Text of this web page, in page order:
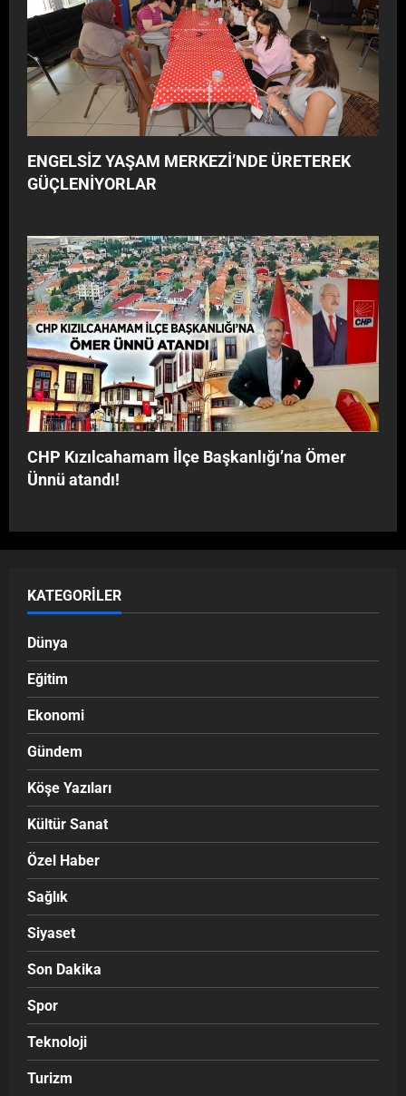
n
ı
ı
y
r
G
Â
R
!
ENGELSİZ YAŞAM MERKEZİ’NDE ÜRETEREK
GÜÇLENİYORLAR
CHP Kızılcahamam İlçe Başkanlığı’na Ömer
Ünnü atandı!
KATEGORILER
Dünya
Eğitim
Ekonomi
Gündem
Köşe Yazıları
Kültür Sanat
Özel Haber
Sağlık
Siyaset
Son Dakika
Spor
Teknoloji
Turizm